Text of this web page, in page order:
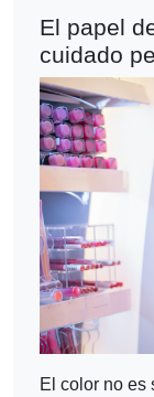
El papel
cuidado
El color no es